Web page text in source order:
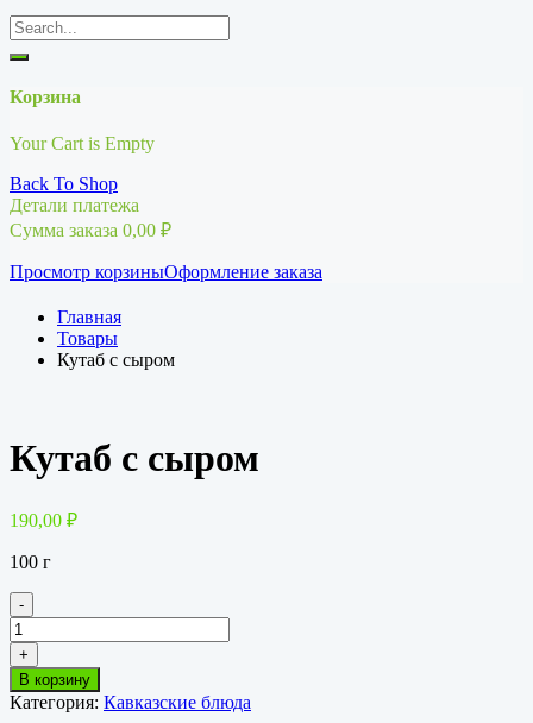
Корзина
Your Cart is Empty
Back To Shop
Детали платежа
Сумма заказа 0,00 ₽
Просмотр корзиныОформление заказа
Главная
Товары
Кутаб с сыром
Кутаб с сыром
190,00 ₽
100 г
-
Количество
товара
Кутаб
с
сыром
+
В корзину
Категория: Кавказские блюда